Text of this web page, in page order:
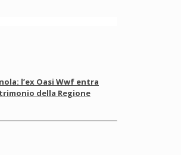
l’ex Oasi Wwf entra
della Regione